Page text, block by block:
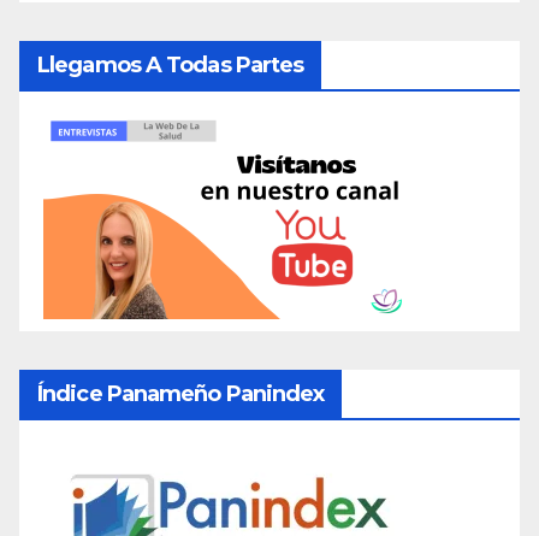
Llegamos A Todas Partes
Índice Panameño Panindex